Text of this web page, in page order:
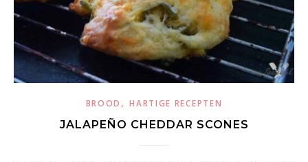
BROOD ,HARTIGE RECEPTEN
JALAPEÑO CHEDDAR SCONES